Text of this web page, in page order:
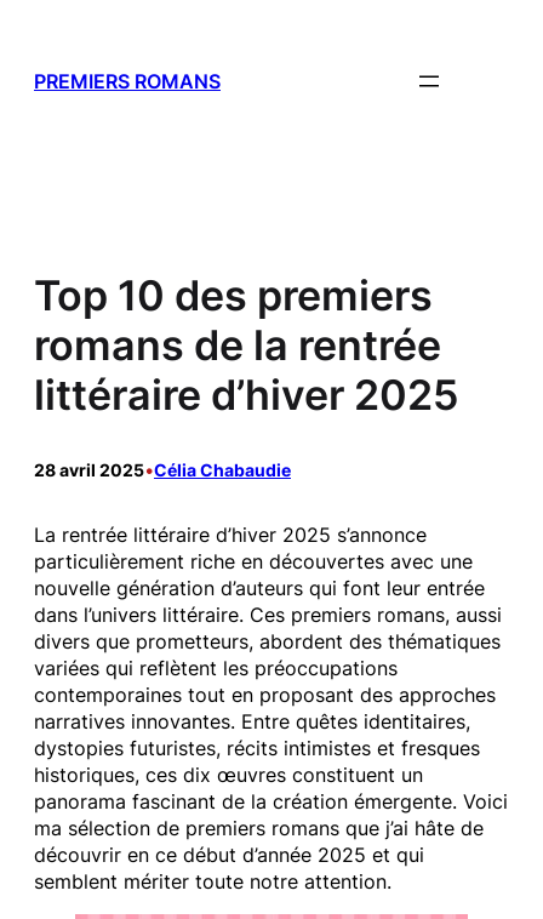
contenu
PREMIERS ROMANS
Top 10 des premiers
romans de la rentrée
littéraire d’hiver 2025
28 avril 2025•Célia Chabaudie
La rentrée littéraire d’hiver 2025 s’annonce
particulièrement riche en découvertes avec une
nouvelle génération d’auteurs qui font leur entrée
dans l’univers littéraire. Ces premiers romans, aussi
divers que prometteurs, abordent des thématiques
variées qui reflètent les préoccupations
contemporaines tout en proposant des approches
narratives innovantes. Entre quêtes identitaires,
dystopies futuristes, récits intimistes et fresques
historiques, ces dix œuvres constituent un
panorama fascinant de la création émergente. Voici
ma sélection de premiers romans que j’ai hâte de
découvrir en ce début d’année 2025 et qui
semblent mériter toute notre attention.